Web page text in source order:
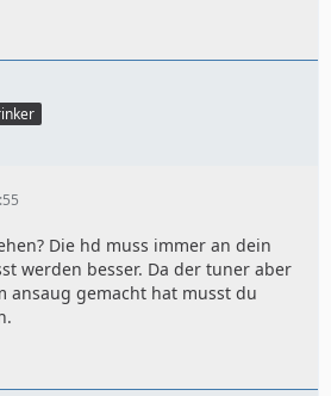
Die hd muss immer an dein
werden besser. Da der tuner aber
ansaug gemacht hat musst du